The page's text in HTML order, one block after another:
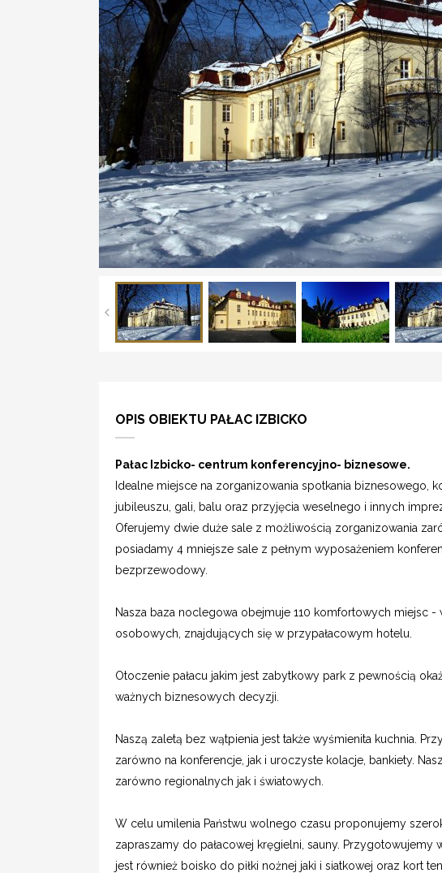
OPIS OBIEKTU PAŁAC IZBICKO
Pałac Izbicko- centrum konferencyjno- biznesowe.
Idealne miejsce na zorganizowania spotkania biznesowego,
jubileuszu, gali, balu oraz przyjęcia weselnego i innych
Oferujemy dwie duże sale z możliwością zorganizowania
posiadamy 4 mniejsze sale z pełnym wyposażeniem
bezprzewodowy.
Nasza baza noclegowa obejmuje 110 komfortowych miejsc -
osobowych, znajdujących się w przypałacowym hotelu.
Otoczenie pałacu jakim jest zabytkowy park z pewnością
ważnych biznesowych decyzji.
Naszą zaletą bez wątpienia jest także wyśmienita kuchnia.
zarówno na konferencje, jak i uroczyste kolacje, bankiety.
zarówno regionalnych jak i światowych.
W celu umilenia Państwu wolnego czasu proponujemy
zapraszamy do pałacowej kręgielni, sauny.
jest również boisko do piłki nożnej jaki i siatkowej oraz kort